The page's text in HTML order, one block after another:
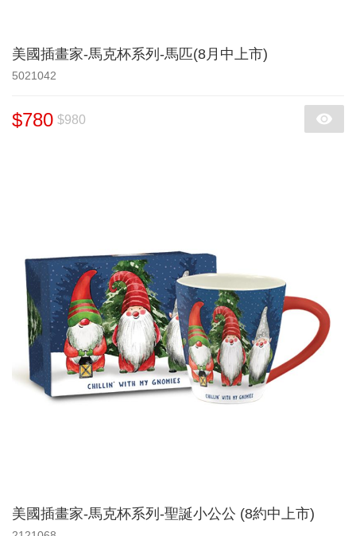
美國插畫家-馬克杯系列-馬匹(8月中上市)
5021042
$780 $980
美國插畫家-馬克杯系列-聖誕小公公 (8約中上市)